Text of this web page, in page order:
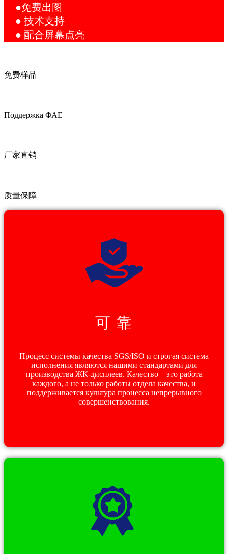
●免费出图
● 技术支持
● 配合屏幕点亮
免费样品
Поддержка ФАЕ
厂家直销
质量保障
可 靠
Процесс системы качества SGS/ISO и строгая система
исполнения являются нашими стандартами для
производства ЖК-дисплеев. Качество – это работа
каждого, а не только работы отдела качества, и
поддерживается культура процесса непрерывного
совершенствования.